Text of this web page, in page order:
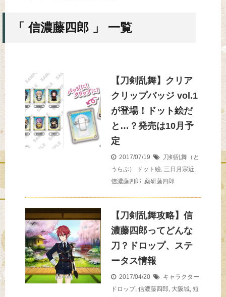
「 信濃藤四郎 」 一覧
【刀剣乱舞】クリア
クリップバッジ vol.1
が登場！ドット絵だ
と…？発売は10月予
定
2017/07/19
刀剣乱舞（と
うらぶ）
ドット絵, 三日月宗近,
信濃藤四郎, 薬研藤四郎
【刀剣乱舞攻略】信
濃藤四郎ってどんな
刀？ドロップ、ステ
ータス情報
2017/04/20
キャラクター
ドロップ, 信濃藤四郎, 大阪城, 短